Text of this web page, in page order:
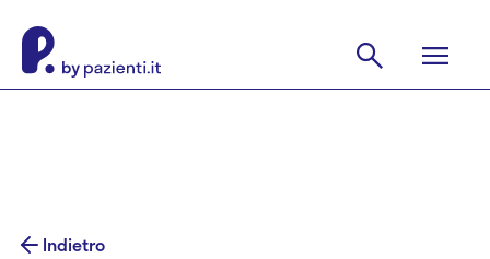
Indietro